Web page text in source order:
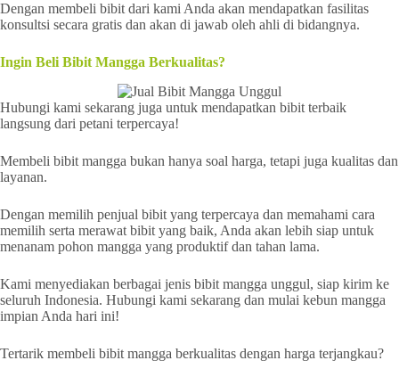
Dengan membeli bibit dari kami Anda akan mendapatkan fasilitas
konsultsi secara gratis dan akan di jawab oleh ahli di bidangnya.
Ingin Beli Bibit Mangga Berkualitas?
Hubungi kami sekarang juga untuk mendapatkan bibit terbaik
langsung dari petani terpercaya!
Membeli bibit mangga bukan hanya soal harga, tetapi juga kualitas dan
layanan.
Dengan memilih penjual bibit yang terpercaya dan memahami cara
memilih serta merawat bibit yang baik, Anda akan lebih siap untuk
menanam pohon mangga yang produktif dan tahan lama.
Kami menyediakan berbagai jenis bibit mangga unggul, siap kirim ke
seluruh Indonesia. Hubungi kami sekarang dan mulai kebun mangga
impian Anda hari ini!
Tertarik membeli bibit mangga berkualitas dengan harga terjangkau?